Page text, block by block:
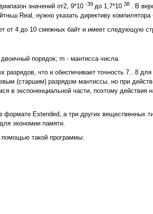
значений от2, 9*10 -39 до 1,7*10 38 . В
Real, нужно указать директиву
от 4 до 10 смежных байт и имеет следующую
порядок; m - мантисса числа.
что и обеспечивает точность 7...8
(старшим) разрядом мантиссы, но при
в экспоненциальной части, поэтому
Extended, а три других вещественных
экономии памяти.
помощью такой программы: